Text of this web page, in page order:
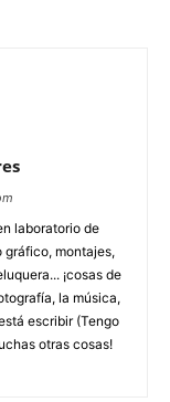
laboratorio de
gráfico, montajes,
¡cosas de
la música,
escribir (Tengo
otras cosas!